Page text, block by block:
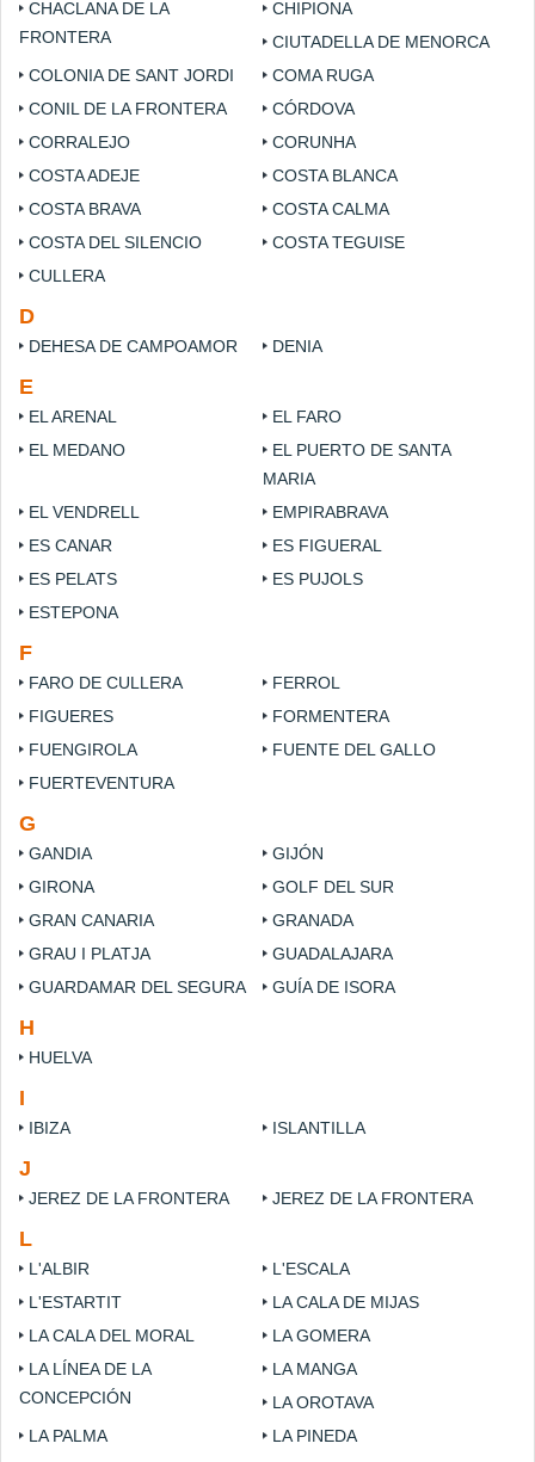
CHACLANA DE LA
FRONTERA
CHIPIONA
CIUTADELLA DE MENORCA
COLONIA DE SANT JORDI
COMA RUGA
CONIL DE LA FRONTERA
CÓRDOVA
CORRALEJO
CORUNHA
COSTA ADEJE
COSTA BLANCA
COSTA BRAVA
COSTA CALMA
COSTA DEL SILENCIO
COSTA TEGUISE
CULLERA
D
DEHESA DE CAMPOAMOR DENIA
E
EL ARENAL
EL FARO
EL MEDANO
EL PUERTO DE SANTA
MARIA
EL VENDRELL
EMPIRABRAVA
ES CANAR
ES FIGUERAL
ES PELATS
ES PUJOLS
ESTEPONA
F
FARO DE CULLERA
FERROL
FIGUERES
FORMENTERA
FUENGIROLA
FUENTE DEL GALLO
FUERTEVENTURA
G
GANDIA
GIJÓN
GIRONA
GOLF DEL SUR
GRAN CANARIA
GRANADA
GRAU I PLATJA
GUADALAJARA
GUARDAMAR DEL SEGURA
GUÍA DE ISORA
H
HUELVA
I
IBIZA ISLANTILLA
J
JEREZ DE LA FRONTERA JEREZ DE LA FRONTERA
L
L'ALBIR
L'ESCALA
L'ESTARTIT
LA CALA DE MIJAS
LA CALA DEL MORAL
LA GOMERA
LA LÍNEA DE LA
CONCEPCIÓN
LA MANGA
LA OROTAVA
LA PALMA
LA PINEDA